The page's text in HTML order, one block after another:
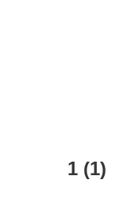
1 (1)